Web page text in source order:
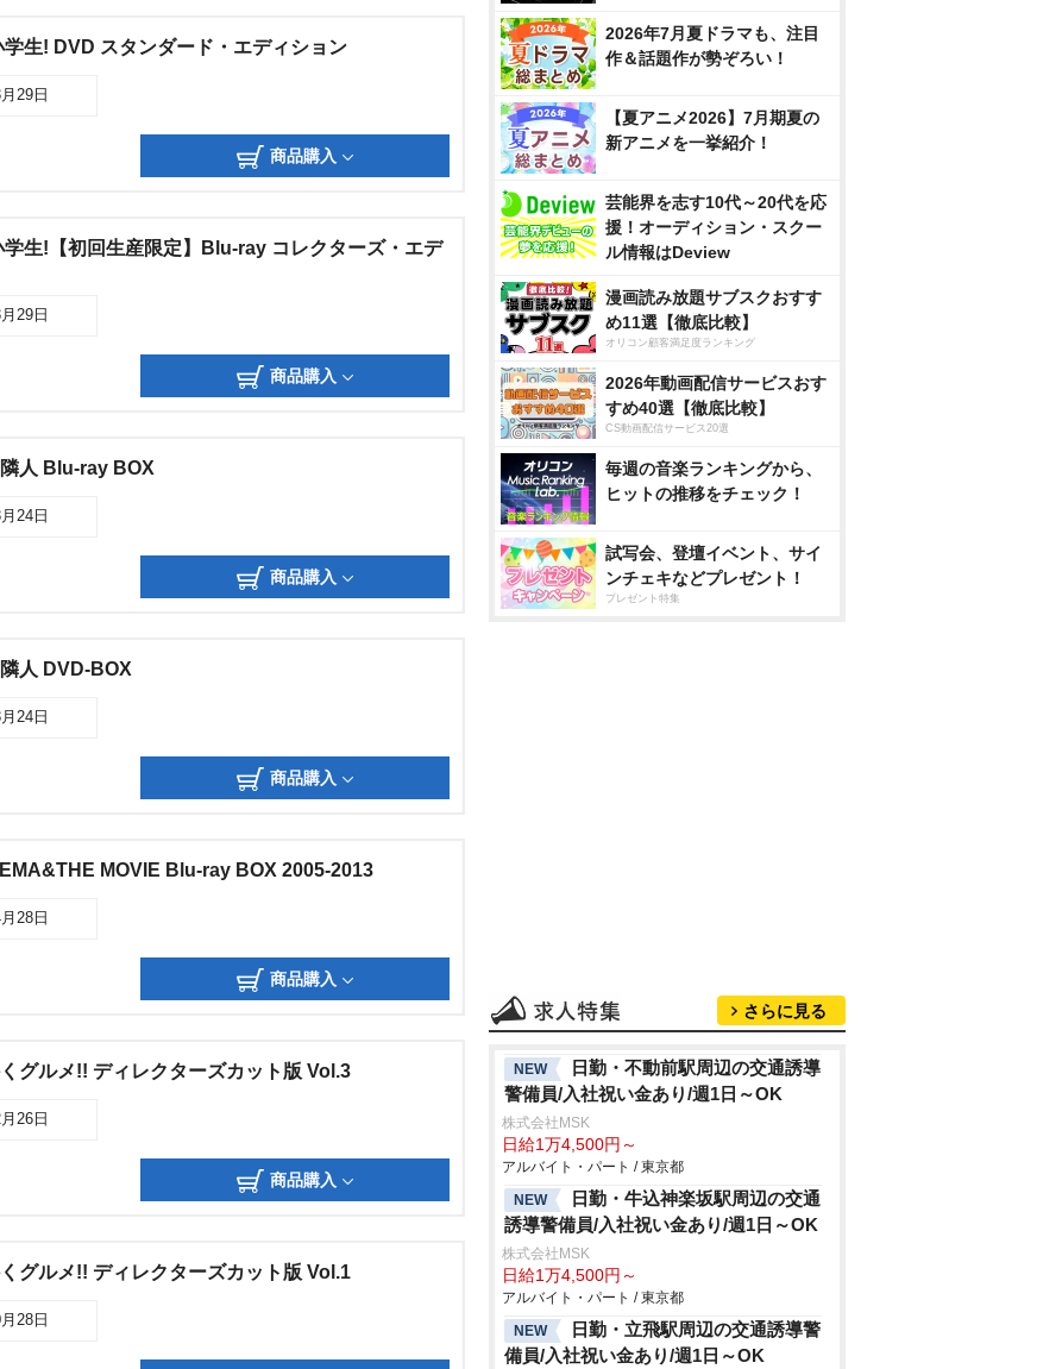
生! DVD スタンダード・エディション
29日
商品購入
学生!【初回生産限定】Blu-ray コレクターズ・エデ
29日
商品購入
人 Blu-ray BOX
24日
商品購入
人 DVD-BOX
24日
商品購入
MOVIE Blu-ray BOX 2005-2013
28日
商品購入
グルメ!! ディレクターズカット版 Vol.3
26日
商品購入
グルメ!! ディレクターズカット版 Vol.1
28日
2026年7月夏ドラマも、注目
作＆話題作が勢ぞろい！
【夏アニメ2026】7月期夏の
新アニメを一挙紹介！
芸能界を志す10代～20代を応
援！オーディション・スクー
ル情報はDeview
漫画読み放題サブスクおすす
め11選【徹底比較】
オリコン顧客満足度ランキング
2026年動画配信サービスおす
すめ40選【徹底比較】
CS動画配信サービス20選
毎週の音楽ランキングから、
ヒットの推移をチェック！
試写会、登壇イベント、サイ
ンチェキなどプレゼント！
プレゼント特集
さらに見る
NEW
日勤・不動前駅周辺の交通誘導
警備員/入社祝い金あり/週1日～OK
株式会社MSK
日給1万4,500円～
アルバイト・パート / 東京都
NEW
日勤・牛込神楽坂駅周辺の交通
誘導警備員/入社祝い金あり/週1日～OK
株式会社MSK
日給1万4,500円～
アルバイト・パート / 東京都
NEW
日勤・立飛駅周辺の交通誘導警
備員/入社祝い金あり/週1日～OK